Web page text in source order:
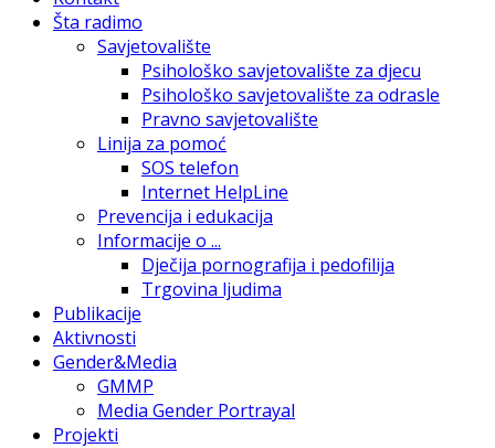
Šta radimo
Savjetovalište
Psihološko savjetovalište za djecu
Psihološko savjetovalište za odrasle
Pravno savjetovalište
Linija za pomoć
SOS telefon
Internet HelpLine
Prevencija i edukacija
Informacije o ...
Dječija pornografija i pedofilija
Trgovina ljudima
Publikacije
Aktivnosti
Gender&Media
GMMP
Media Gender Portrayal
Projekti